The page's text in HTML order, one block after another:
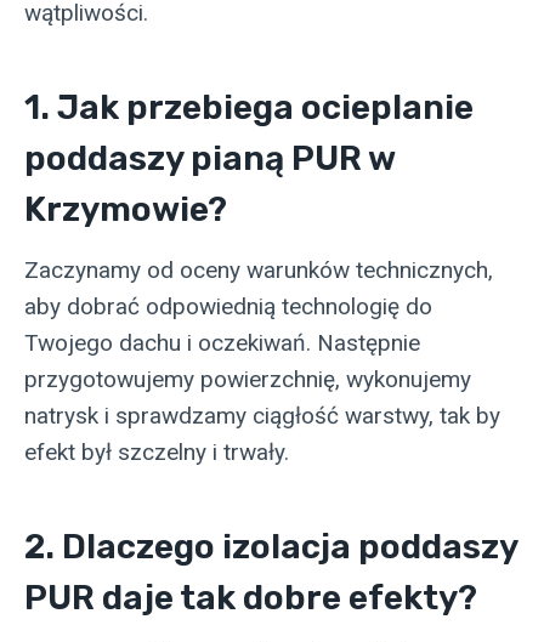
wątpliwości.
1. Jak przebiega ocieplanie
poddaszy pianą PUR w
Krzymowie?
Zaczynamy od oceny warunków technicznych,
aby dobrać odpowiednią technologię do
Twojego dachu i oczekiwań. Następnie
przygotowujemy powierzchnię, wykonujemy
natrysk i sprawdzamy ciągłość warstwy, tak by
efekt był szczelny i trwały.
2. Dlaczego izolacja poddaszy
PUR daje tak dobre efekty?